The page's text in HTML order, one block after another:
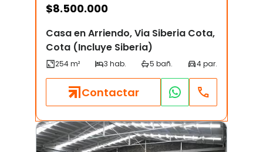
$8.500.000
Casa en Arriendo, Via Siberia Cota,
Cota (Incluye Siberia)
Contactar